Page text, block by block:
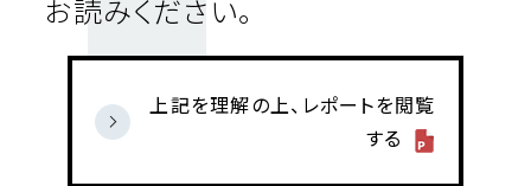
お読みください。
上記を理解の上、レポートを閲覧
する